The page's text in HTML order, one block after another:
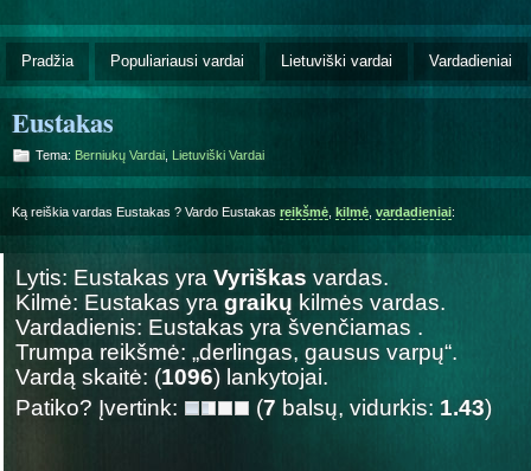
Pradžia Populiariausi vardai Lietuviški vardai Vardadieniai
Eustakas
Tema: Berniukų Vardai Lietuviški Vardai
Ką reiškia vardas Eustakas ? Vardo Eustakas reikšmė kilmė vardadieniai:
Lytis: Eustakas yra Vyriškas vardas.
Kilmė: Eustakas yra graikų kilmės vardas.
Vardadienis: Eustakas yra švenčiamas .
Trumpa reikšmė: „derlingas, gausus varpų“.
Vardą skaitė: (1096) lankytojai.
Patiko? Įvertink:
(7 balsų, vidurkis: 1.43)